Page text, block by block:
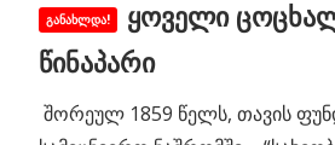
ყოველი
წინაპარი
შორეულ 1859 წელს, თავის